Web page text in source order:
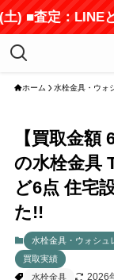
定：LINEとメ
ホーム 水栓金具・ウォ
【買取金額
の水栓金具
ど6点 住宅
た!!
水栓金具・ウォシュ
買取実績
水栓金具
2026